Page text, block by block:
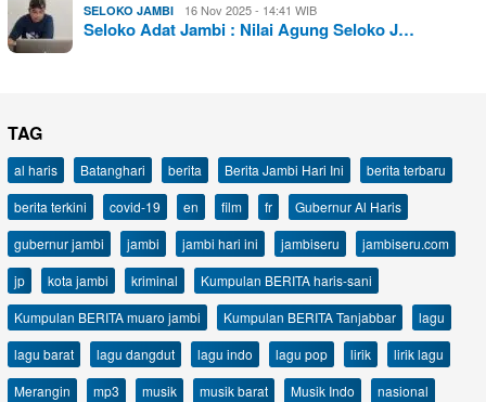
SELOKO JAMBI 16 Nov 2025 - 14:41 WIB
Seloko Adat Jambi : Nilai Agung Seloko J…
TAG
al haris Batanghari berita Berita Jambi Hari Ini
berita terbaru
berita terkini
covid-19 en film fr
Gubernur Al Haris
gubernur jambi
jambi jambi hari ini jambiseru
jambiseru.com
jp
kota jambi kriminal
Kumpulan BERITA haris-sani
Kumpulan BERITA muaro jambi
Kumpulan BERITA Tanjabbar
lagu
lagu barat
lagu dangdut lagu indo lagu pop lirik
lirik lagu
Merangin
mp3 musik musik barat Musik Indo
nasional